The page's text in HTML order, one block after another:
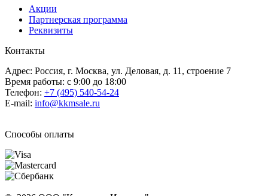
Акции
Партнерская программа
Реквизиты
Контакты
Адрес: Россия, г. Москва, ул. Деловая, д. 11, строение 7
Время работы: с 9:00 до 18:00
Телефон: +7 (495) 540-54-24
E-mail: info@kkmsale.ru
Способы оплаты